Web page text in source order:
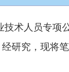
术人员专项
研究，现将